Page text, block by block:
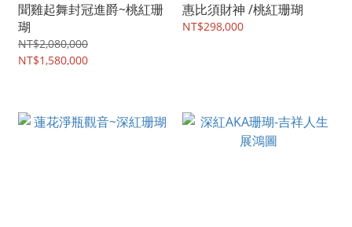
聞雞起舞封冠進爵~桃紅珊
瑚
NT$2,080,000
NT$1,580,000
惠比須財神 /桃紅珊瑚
NT$298,000